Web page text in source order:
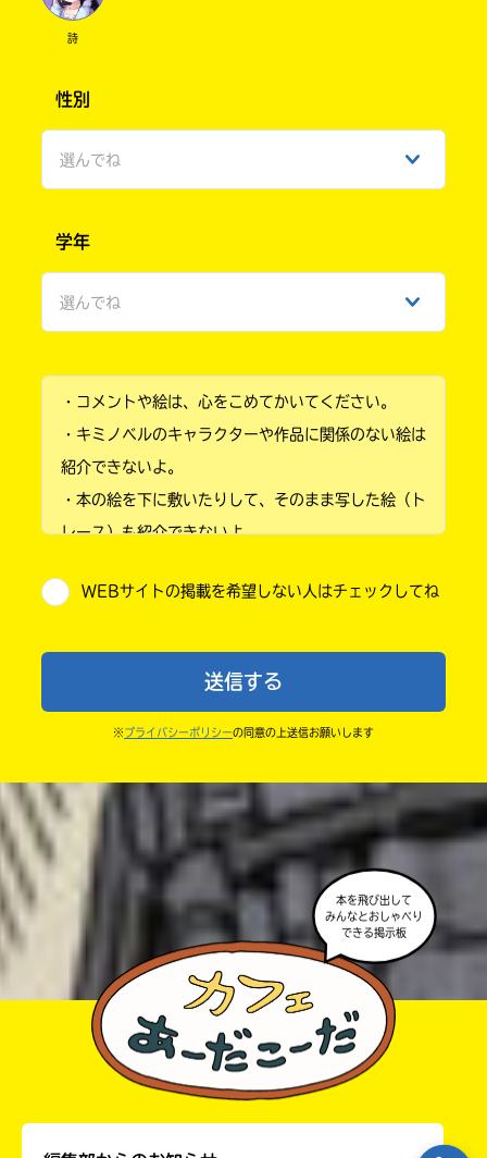
詩
性別
選んでね
ひみつ
学年
選んでね
小学2年
小学4年
小学6年
中学1年
高校生以上
・コメントや絵は、心をこめてかいてください。
・キミノベルのキャラクターや作品に関係のない絵は
紹介できないよ。
・本の絵を下に敷いたりして、そのまま写した絵（ト
レース）も紹介できないよ。
・送ってからすぐには紹介されないので、待ってて
ならないよう気をつけてね。
・キャンペーン開催中は、投稿した後の画面にバナー
・ポプラ社の宣伝物で紹介させてもらうことがある
よ。
・かき終えたら、人を傷つけていたり、個人情報をか
きこんでいたり、字がまちがっていたりしないか、読
WEBサイトの掲載を希望しない人はチェックしてね
送信する
※ プライバシーポリシーの同意の上送信お願いします
本を飛び出して
みんなとおしゃべり
できる掲示板